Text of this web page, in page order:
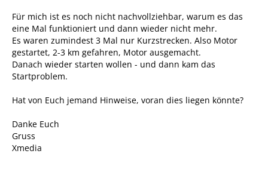
Für mich ist es noch nicht nachvollziehbar, warum es das
eine Mal funktioniert und dann wieder nicht mehr.
Es waren zumindest 3 Mal nur Kurzstrecken. Also Motor
gestartet, 2-3 km gefahren, Motor ausgemacht.
Danach wieder starten wollen - und dann kam das
Startproblem.
Hat von Euch jemand Hinweise, voran dies liegen könnte?
Danke Euch
Gruss
Xmedia